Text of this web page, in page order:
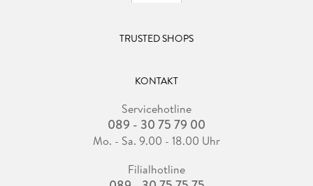
TRUSTED SHOPS
KONTAKT
Servicehotline
089 - 30 75 79 00
Mo. - Sa. 9.00 - 18.00 Uhr
Filialhotline